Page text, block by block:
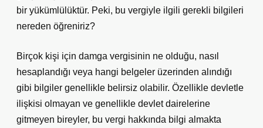
bir yükümlülüktür. Peki, bu vergiyle ilgili gerekli bilgileri
nereden öğreniriz?
Birçok kişi için damga vergisinin ne olduğu, nasıl
hesaplandığı veya hangi belgeler üzerinden alındığı
gibi bilgiler genellikle belirsiz olabilir. Özellikle devletle
ilişkisi olmayan ve genellikle devlet dairelerine
gitmeyen bireyler, bu vergi hakkında bilgi almakta